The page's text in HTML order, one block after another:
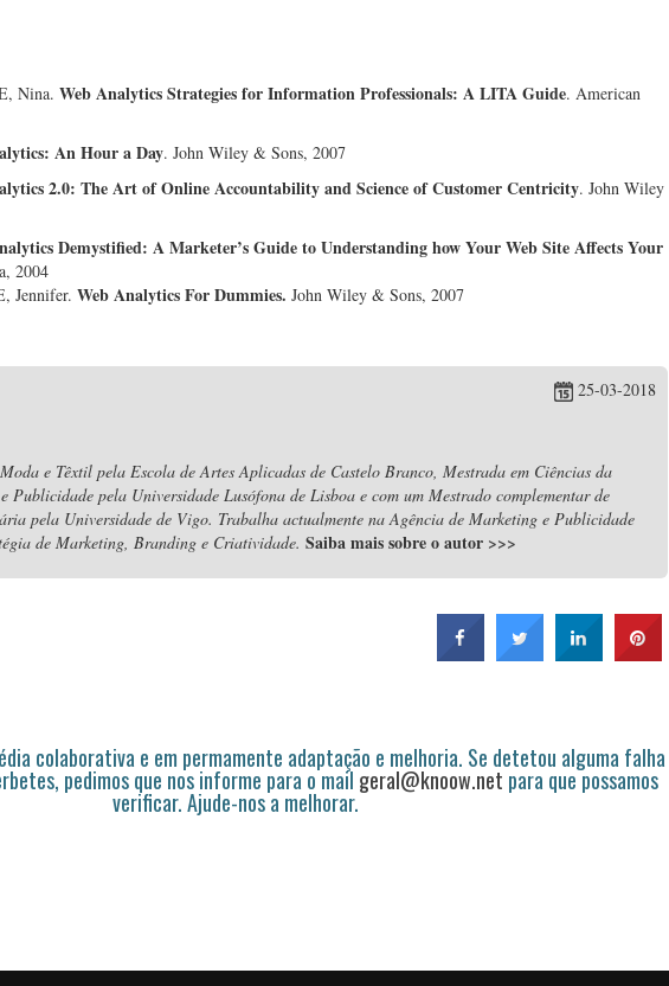
Nina. Web Analytics Strategies for Information Professionals: A LITA Guide. American
An Hour a Day. John Wiley & Sons, 2007
2.0: The Art of Online Accountability and Science of Customer Centricity. John Wiley
Demystified: A Marketer’s Guide to Understanding how Your Web Site Affects Your
2004
Jennifer. Web Analytics For Dummies. John Wiley & Sons, 2007
25-03-2018
e Têxtil pela Escola de Artes Aplicadas de Castelo Branco, Mestrada em Ciências da
Publicidade pela Universidade Lusófona de Lisboa e com um Mestrado complementar de
pela Universidade de Vigo. Trabalha actualmente na Agência de Marketing e Publicidade
de Marketing, Branding e Criatividade. Saiba mais sobre o autor >>>
colaborativa e em permamente adaptação e melhoria. Se detetou alguma falha
pedimos que nos informe para o mail geral@knoow.net para que possamos
verificar. Ajude-nos a melhorar.